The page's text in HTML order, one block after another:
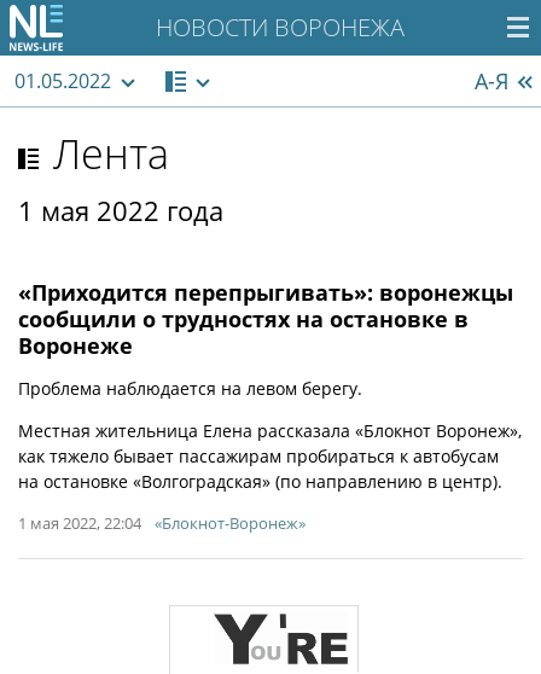
НОВОСТИ ВОРОНЕЖА
01.05.2022 А-Я
Лента
1 мая 2022 года
«Приходится перепрыгивать»: воронежцы
сообщили о трудностях на остановке в
Воронеже
Проблема наблюдается на левом берегу.
Местная жительница Елена рассказала «Блокнот Воронеж»,
как тяжело бывает пассажирам пробираться к автобусам
на остановке «Волгоградская» (по направлению в центр).
1 мая 2022, 22:04 «Блокнот-Воронеж»